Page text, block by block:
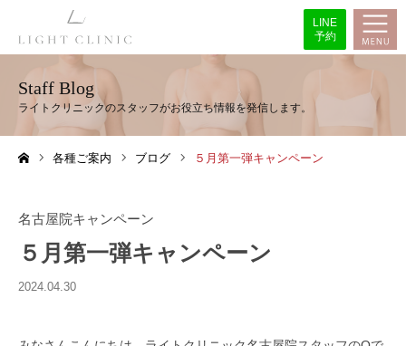
LINE
予約
Staff Blog
各種ご案内 ブログ ５月第一弾キャンペーン
名古屋院キャンペーン
５月第一弾キャンペーン
2024.04.30